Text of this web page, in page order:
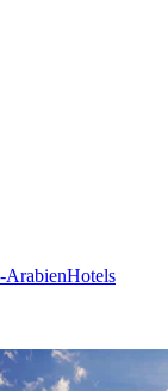
ArabienHotels